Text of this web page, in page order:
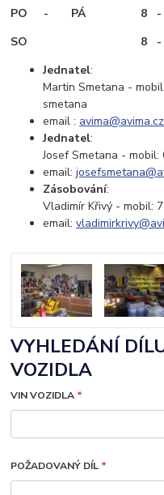
PO - PÁ 8 -
SO 8 - 12
Jednatel:
Martin Smetana -
smetana
email : avima@avima.cz
Jednatel:
Josef Smetana -
email:
Zásobování:
Vladimír Křivý -
email:
VYHLEDÁNÍ
VOZIDLA
VIN VOZIDLA *
POŽADOVANÝ DÍL *